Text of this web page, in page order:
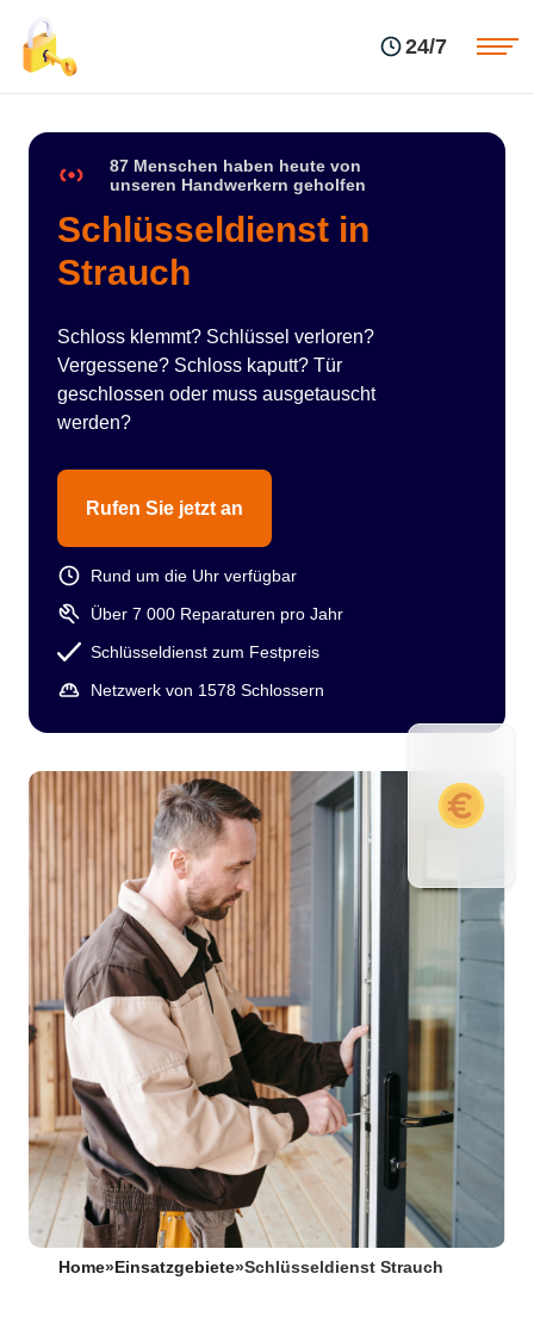
24/7
87 Menschen haben heute von
unseren Handwerkern geholfen
Schlüsseldienst in
Strauch
Schloss klemmt? Schlüssel verloren?
Vergessene? Schloss kaputt? Tür
geschlossen oder muss ausgetauscht
werden?
Rufen Sie jetzt an
Rund um die Uhr verfügbar
Über 7 000 Reparaturen pro Jahr
Schlüsseldienst zum Festpreis
Netzwerk von 1578 Schlossern
Home» Einsatzgebiete»Schlüsseldienst Strauch